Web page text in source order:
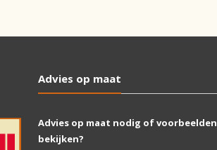
Advies op maat
Advies op maat nodig of voorbeelden
bekijken?